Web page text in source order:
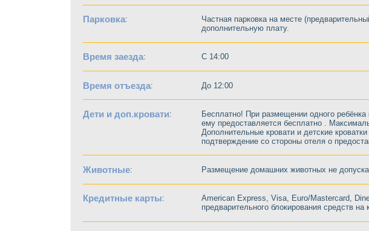
Парковка:
Частная парковка на месте
дополнительную плату.
Время заезда: C 14:00
Время отъезда: До 12:00
Дети и доп.кровати:
Бесплатно! При размещении одного
ему предоставляется бесплатно .
Дополнительные кровати и детские
подтверждение со стороны отеля о
Животные: Размещение домашних животных не
Кредитные карты:
American Express, Visa, Euro/Mastercard,
предварительного блокирования средств на